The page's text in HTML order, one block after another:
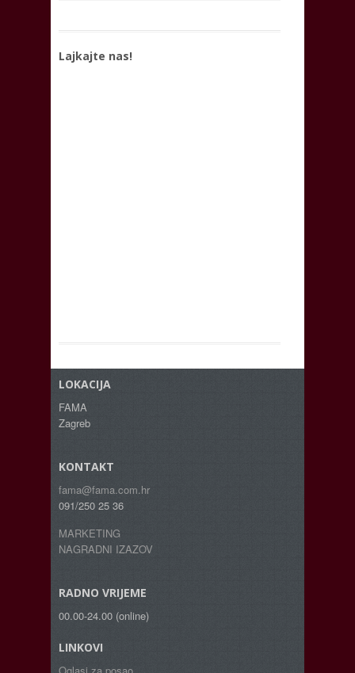
Lajkajte nas!
LOKACIJA
FAMA
Zagreb
KONTAKT
fama@fama.com.hr
091/250 25 36
MARKETING
NAGRADNI IZAZOV
RADNO VRIJEME
00.00-24.00 (online)
LINKOVI